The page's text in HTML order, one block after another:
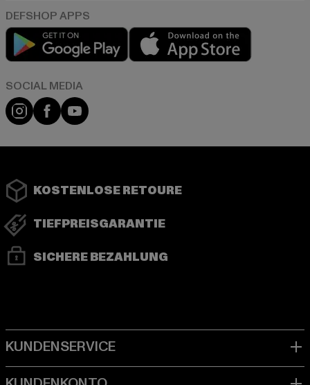
Play market
Instagram
FacebookYouTube
KOSTENLOSE RETOURE
TIEFPREISGARANTIE
SICHERE BEZAHLUNG